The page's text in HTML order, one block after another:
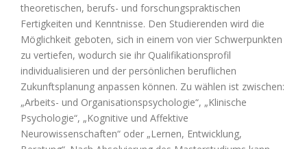
theoretischen, berufs- und forschungspraktischen
Fertigkeiten und Kenntnisse. Den Studierenden wird die
Möglichkeit geboten, sich in einem von vier Schwerpunkten
zu vertiefen, wodurch sie ihr Qualifikationsprofil
individualisieren und der persönlichen beruflichen
Zukunftsplanung anpassen können. Zu wählen ist zwischen:
„Arbeits- und Organisationspsychologie“, „Klinische
Psychologie“, „Kognitive und Affektive
Neurowissenschaften“ oder „Lernen, Entwicklung,